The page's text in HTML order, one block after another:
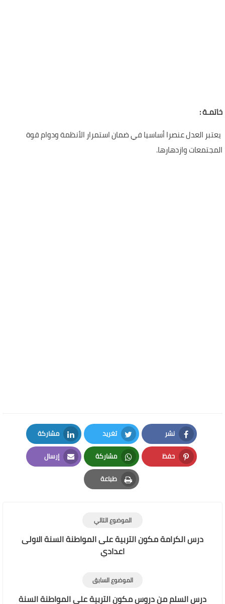
خاتمـة :
يعتبر العدل عنصرا أساسيا في ضمان استمرار الأنظمة ودوام قوة
المجتمعات وازدهارها.
نشر
Facebook
تغريد
Twitter
مشاركة
LinkedIn
حفظ
Pinterest
مشاركة
Whatsapp
إرسال
Email
طباعة
Print
الموضوع التالي
درس الكرامة مكون التربية على المواطنة السنة الاولى
اعدادي
الموضوع السابق
درس السلم من دروس مكون التربية على المواطنة السنة